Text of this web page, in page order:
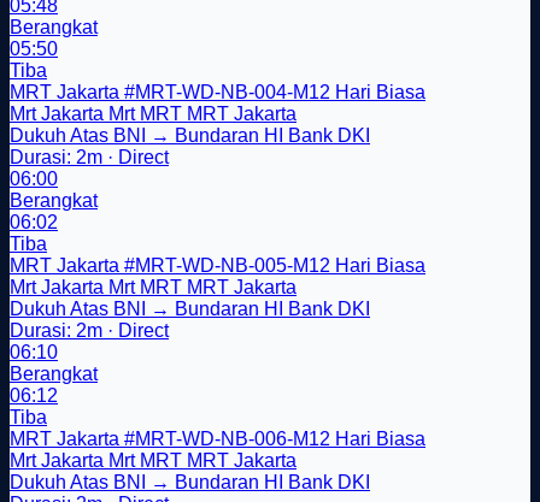
05:48
Berangkat
05:50
Tiba
MRT Jakarta #MRT-WD-NB-004-M12 Hari Biasa
Mrt Jakarta Mrt MRT MRT Jakarta
Dukuh Atas BNI → Bundaran HI Bank DKI
Durasi: 2m · Direct
06:00
Berangkat
06:02
Tiba
MRT Jakarta #MRT-WD-NB-005-M12 Hari Biasa
Mrt Jakarta Mrt MRT MRT Jakarta
Dukuh Atas BNI → Bundaran HI Bank DKI
Durasi: 2m · Direct
06:10
Berangkat
06:12
Tiba
MRT Jakarta #MRT-WD-NB-006-M12 Hari Biasa
Mrt Jakarta Mrt MRT MRT Jakarta
Dukuh Atas BNI → Bundaran HI Bank DKI